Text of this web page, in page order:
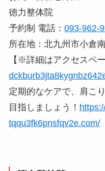
徳力整体院
予約制 電話： 093-962-
所在地：北九州市小倉
【※詳細はアクセスペー
定期的なケアで、肩こ
目指しましょう！
tqqu3fk6pnsfqv2e.com/